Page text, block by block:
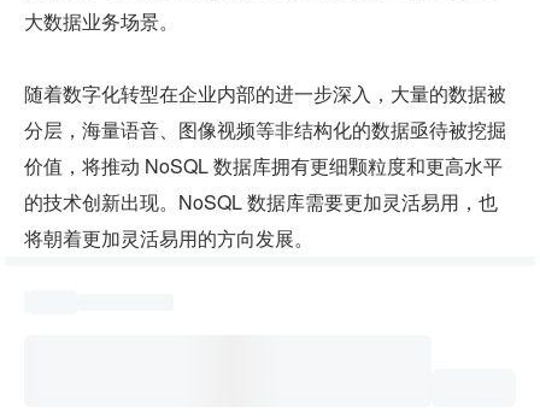
大数据业务场景。
随着数字化转型在企业内部的进一步深入，大量的数据被
分层，海量语音、图像视频等非结构化的数据亟待被挖掘
价值，将推动 NoSQL 数据库拥有更细颗粒度和更高水平
的技术创新出现。NoSQL 数据库需要更加灵活易用，也
将朝着更加灵活易用的方向发展。